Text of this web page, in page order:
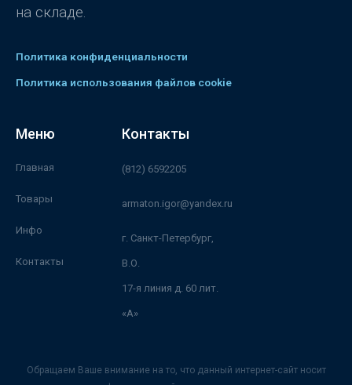
на складе.
Политика конфиденциальности
Политика использования файлов cookie
Меню
Главная
Товары
Инфо
Контакты
Контакты
(812) 6592205
armaton.igor@yandex.ru
г. Санкт-Петербург,
В.О.
17-я линия д. 60 лит.
«А»
Обращаем Ваше внимание на то, что данный интернет-сайт носит